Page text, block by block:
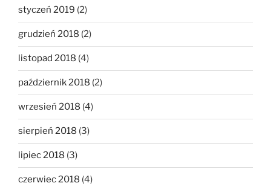
styczeń 2019 (2)
grudzień 2018 (2)
listopad 2018 (4)
październik 2018 (2)
wrzesień 2018 (4)
sierpień 2018 (3)
lipiec 2018 (3)
czerwiec 2018 (4)